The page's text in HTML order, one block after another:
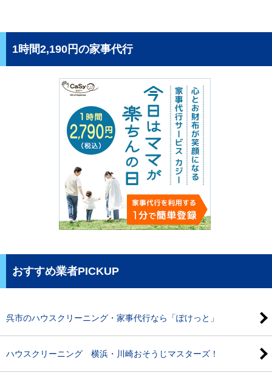
1時間2,190円の家事代行
おすすめ業者PICKUP
呉市のハウスクリーニング・家事代行なら「ぽけっと」
ハウスクリーニング 横浜・川崎おそうじマスターズ！